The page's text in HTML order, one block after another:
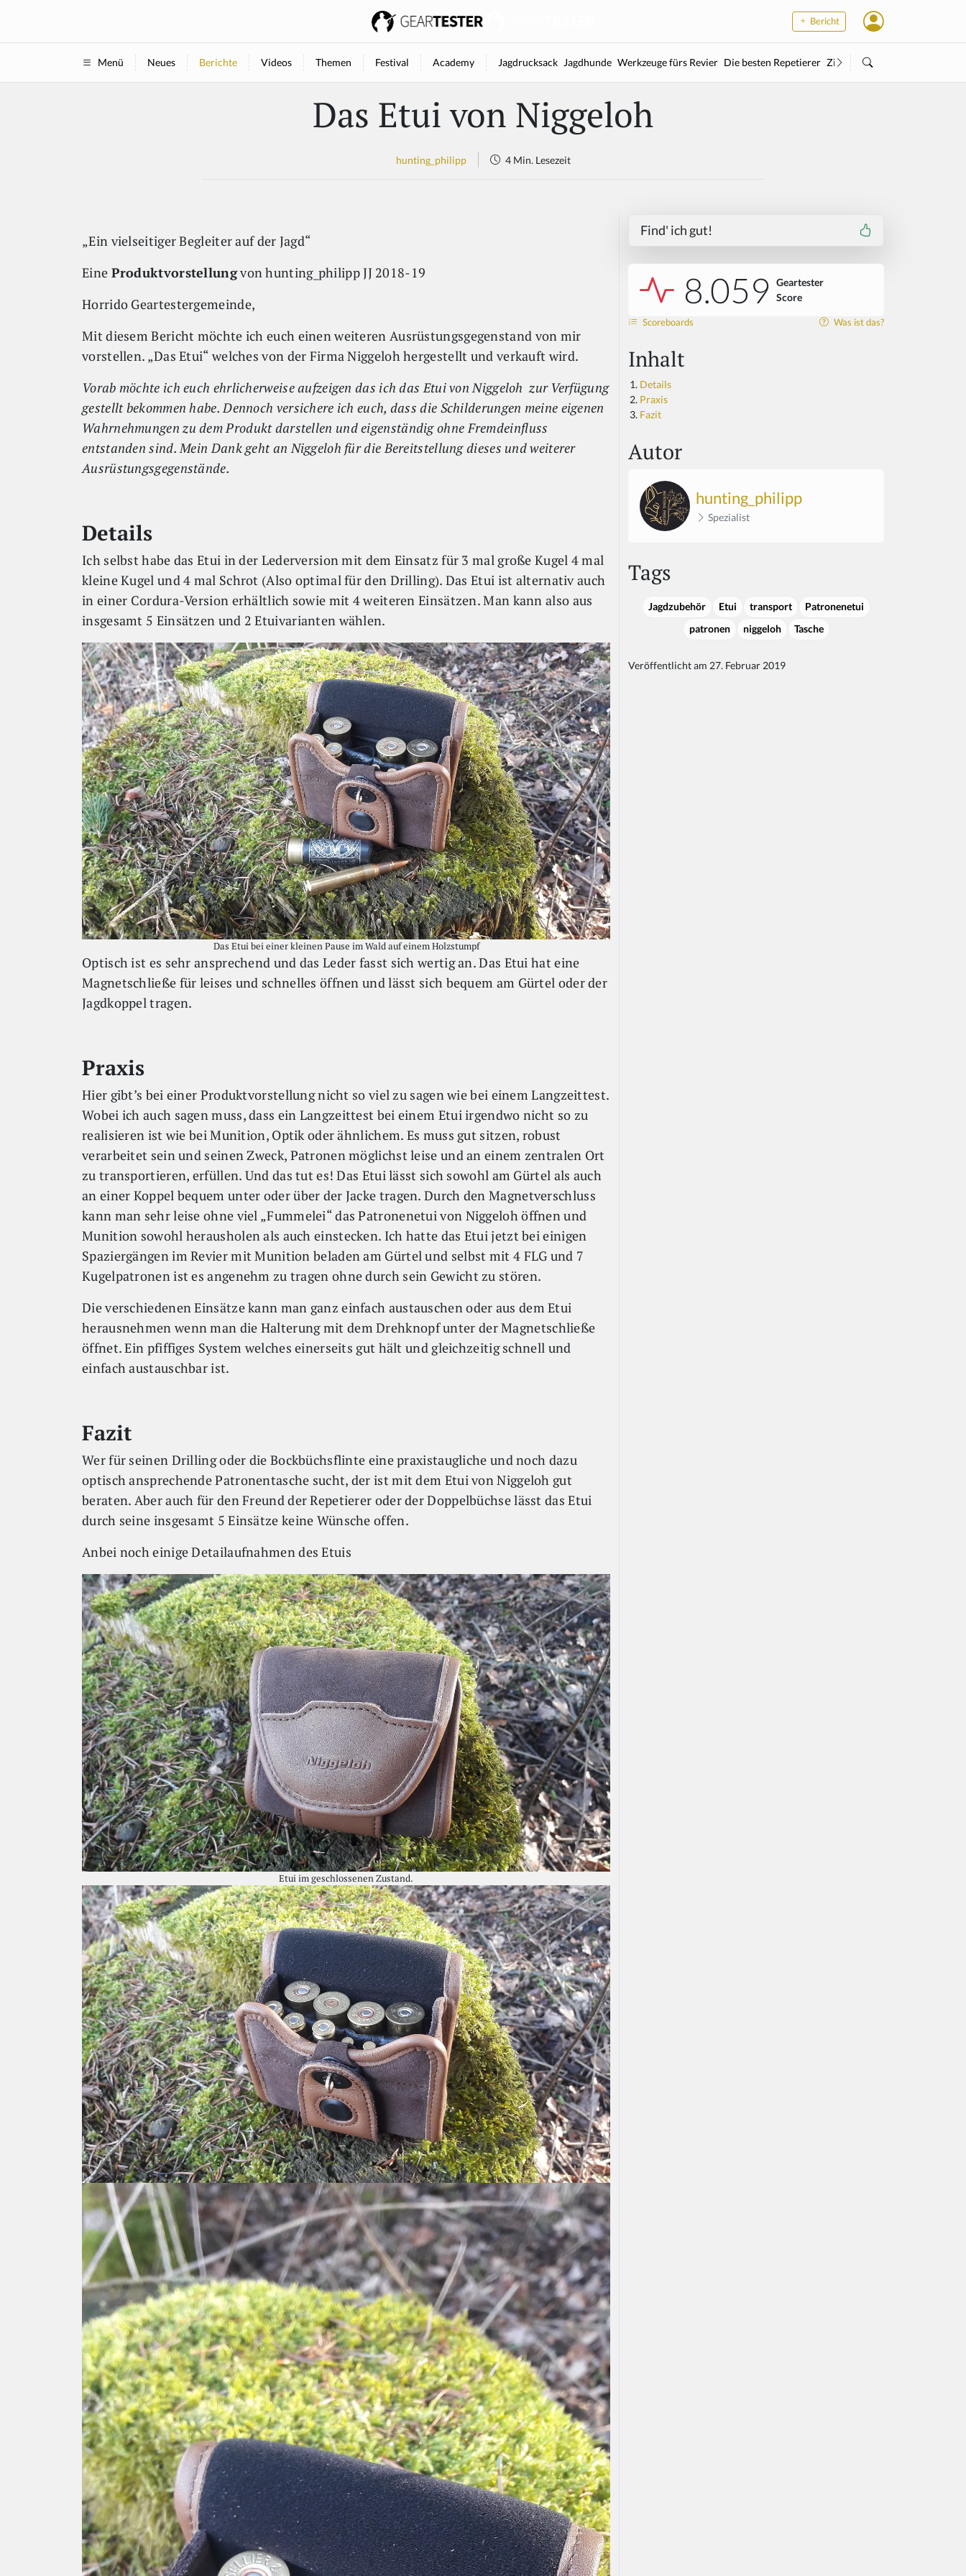
Bericht
Menü Neues Berichte Videos Themen Festival Academy Jagdrucksack Jagdhunde Werkzeuge fürs Revier Die besten Repetierer Zielstock
Das Etui von Niggeloh
hunting_philipp 4 Min. Lesezeit
„Ein vielseitiger Begleiter auf der Jagd“
Eine Produktvorstellungvon hunting_philipp JJ 2018-19
Horrido Geartestergemeinde,
Mit diesem Bericht möchte ich euch einen weiteren Ausrüstungsgegenstand von mir
vorstellen. „Das Etui“ welches von der Firma Niggeloh hergestellt und verkauft wird.
Vorab möchte ich euch ehrlicherweise aufzeigen das ich das Etui von Niggeloh zur Verfügung
gestellt bekommen habe. Dennoch versichere ich euch, dass die Schilderungen meine eigenen
Wahrnehmungen zu dem Produkt darstellen und eigenständig ohne Fremdeinfluss
entstanden sind. Mein Dank geht an Niggeloh für die Bereitstellung dieses und weiterer
Ausrüstungsgegenstände.
Details
Ich selbst habe das Etui in der Lederversion mit dem Einsatz für 3 mal große Kugel 4 mal
kleine Kugel und 4 mal Schrot (Also optimal für den Drilling). Das Etui ist alternativ auch
in einer Cordura-Version erhältlich sowie mit 4 weiteren Einsätzen. Man kann also aus
insgesamt 5 Einsätzen und 2 Etuivarianten wählen.
Das Etui bei einer kleinen Pause im Wald auf einem Holzstumpf
Optisch ist es sehr ansprechend und das Leder fasst sich wertig an. Das Etui hat eine
Magnetschließe für leises und schnelles öffnen und lässt sich bequem am Gürtel oder der
Jagdkoppel tragen.
Praxis
Hier gibt’s bei einer Produktvorstellung nicht so viel zu sagen wie bei einem Langzeittest.
Wobei ich auch sagen muss, dass ein Langzeittest bei einem Etui irgendwo nicht so zu
realisieren ist wie bei Munition, Optik oder ähnlichem. Es muss gut sitzen, robust
verarbeitet sein und seinen Zweck, Patronen möglichst leise und an einem zentralen Ort
zu transportieren, erfüllen. Und das tut es! Das Etui lässt sich sowohl am Gürtel als auch
an einer Koppel bequem unter oder über der Jacke tragen. Durch den Magnetverschluss
kann man sehr leise ohne viel „Fummelei“ das Patronenetui von Niggeloh öffnen und
Munition sowohl herausholen als auch einstecken. Ich hatte das Etui jetzt bei einigen
Spaziergängen im Revier mit Munition beladen am Gürtel und selbst mit 4 FLG und 7
Kugelpatronen ist es angenehm zu tragen ohne durch sein Gewicht zu stören.
Die verschiedenen Einsätze kann man ganz einfach austauschen oder aus dem Etui
herausnehmen wenn man die Halterung mit dem Drehknopf unter der Magnetschließe
öffnet. Ein pfiffiges System welches einerseits gut hält und gleichzeitig schnell und
einfach austauschbar ist.
Fazit
Wer für seinen Drilling oder die Bockbüchsflinte eine praxistaugliche und noch dazu
optisch ansprechende Patronentasche sucht, der ist mit dem Etui von Niggeloh gut
beraten. Aber auch für den Freund der Repetierer oder der Doppelbüchse lässt das Etui
durch seine insgesamt 5 Einsätze keine Wünsche offen.
Anbei noch einige Detailaufnahmen des Etuis
Etui im geschlossenen Zustand.
Find' ich gut!
8.059 Geartester
Score
Scoreboards Was ist das?
Inhalt
Details
Praxis
Fazit
Autor
hunting_philipp
Spezialist
Tags
Jagdzubehör Etui transport
Patronenetui
patronen
niggeloh Tasche
Veröffentlicht am 27. Februar 2019